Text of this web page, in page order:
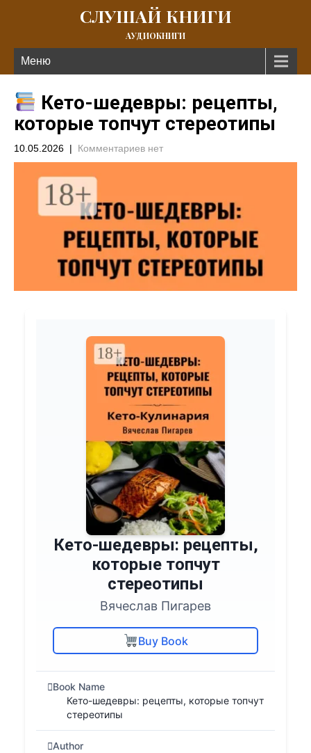
СЛУШАЙ КНИГИ
АУДИОКНИГИ
Меню
Кето-шедевры: рецепты,
которые топчут стереотипы
10.05.2026 | Комментариев нет
Кето-шедевры: рецепты,
которые топчут
стереотипы
Вячеслав Пигарев
Buy Book
Book Name
Кето-шедевры: рецепты, которые топчут
стереотипы
Author